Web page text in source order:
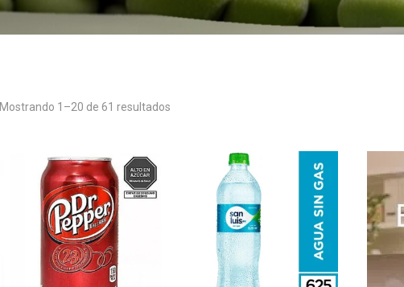
Mostrando 1 –20 de 61 resultados